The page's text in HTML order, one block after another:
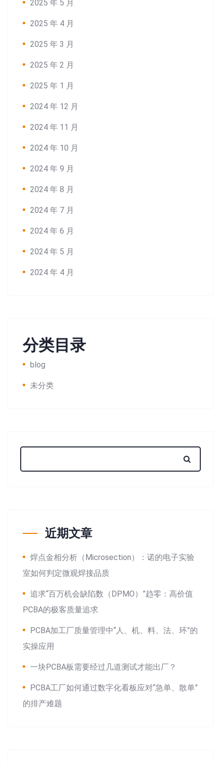
Search:
2025 年 5 月
2025 年 4 月
2025 年 3 月
2025 年 2 月
2025 年 1 月
2024 年 12 月
2024 年 11 月
2024 年 10 月
2024 年 9 月
2024 年 8 月
2024 年 7 月
2024 年 6 月
2024 年 5 月
2024 年 4 月
分类目录
blog
未分类
近期文章
焊点金相分析（Microsection）：诺的电子实验
室如何判定微观焊接品质
追求“百万机会缺陷数（DPMO）”趋零：高价值
PCBA的极客质量追求
PCBA加工厂质量管理中“人、机、料、法、环”的
实操应用
一块PCBA板需要经过几道测试才能出厂？
PCBA工厂如何通过数字化看板应对“急单、散单”
的排产难题